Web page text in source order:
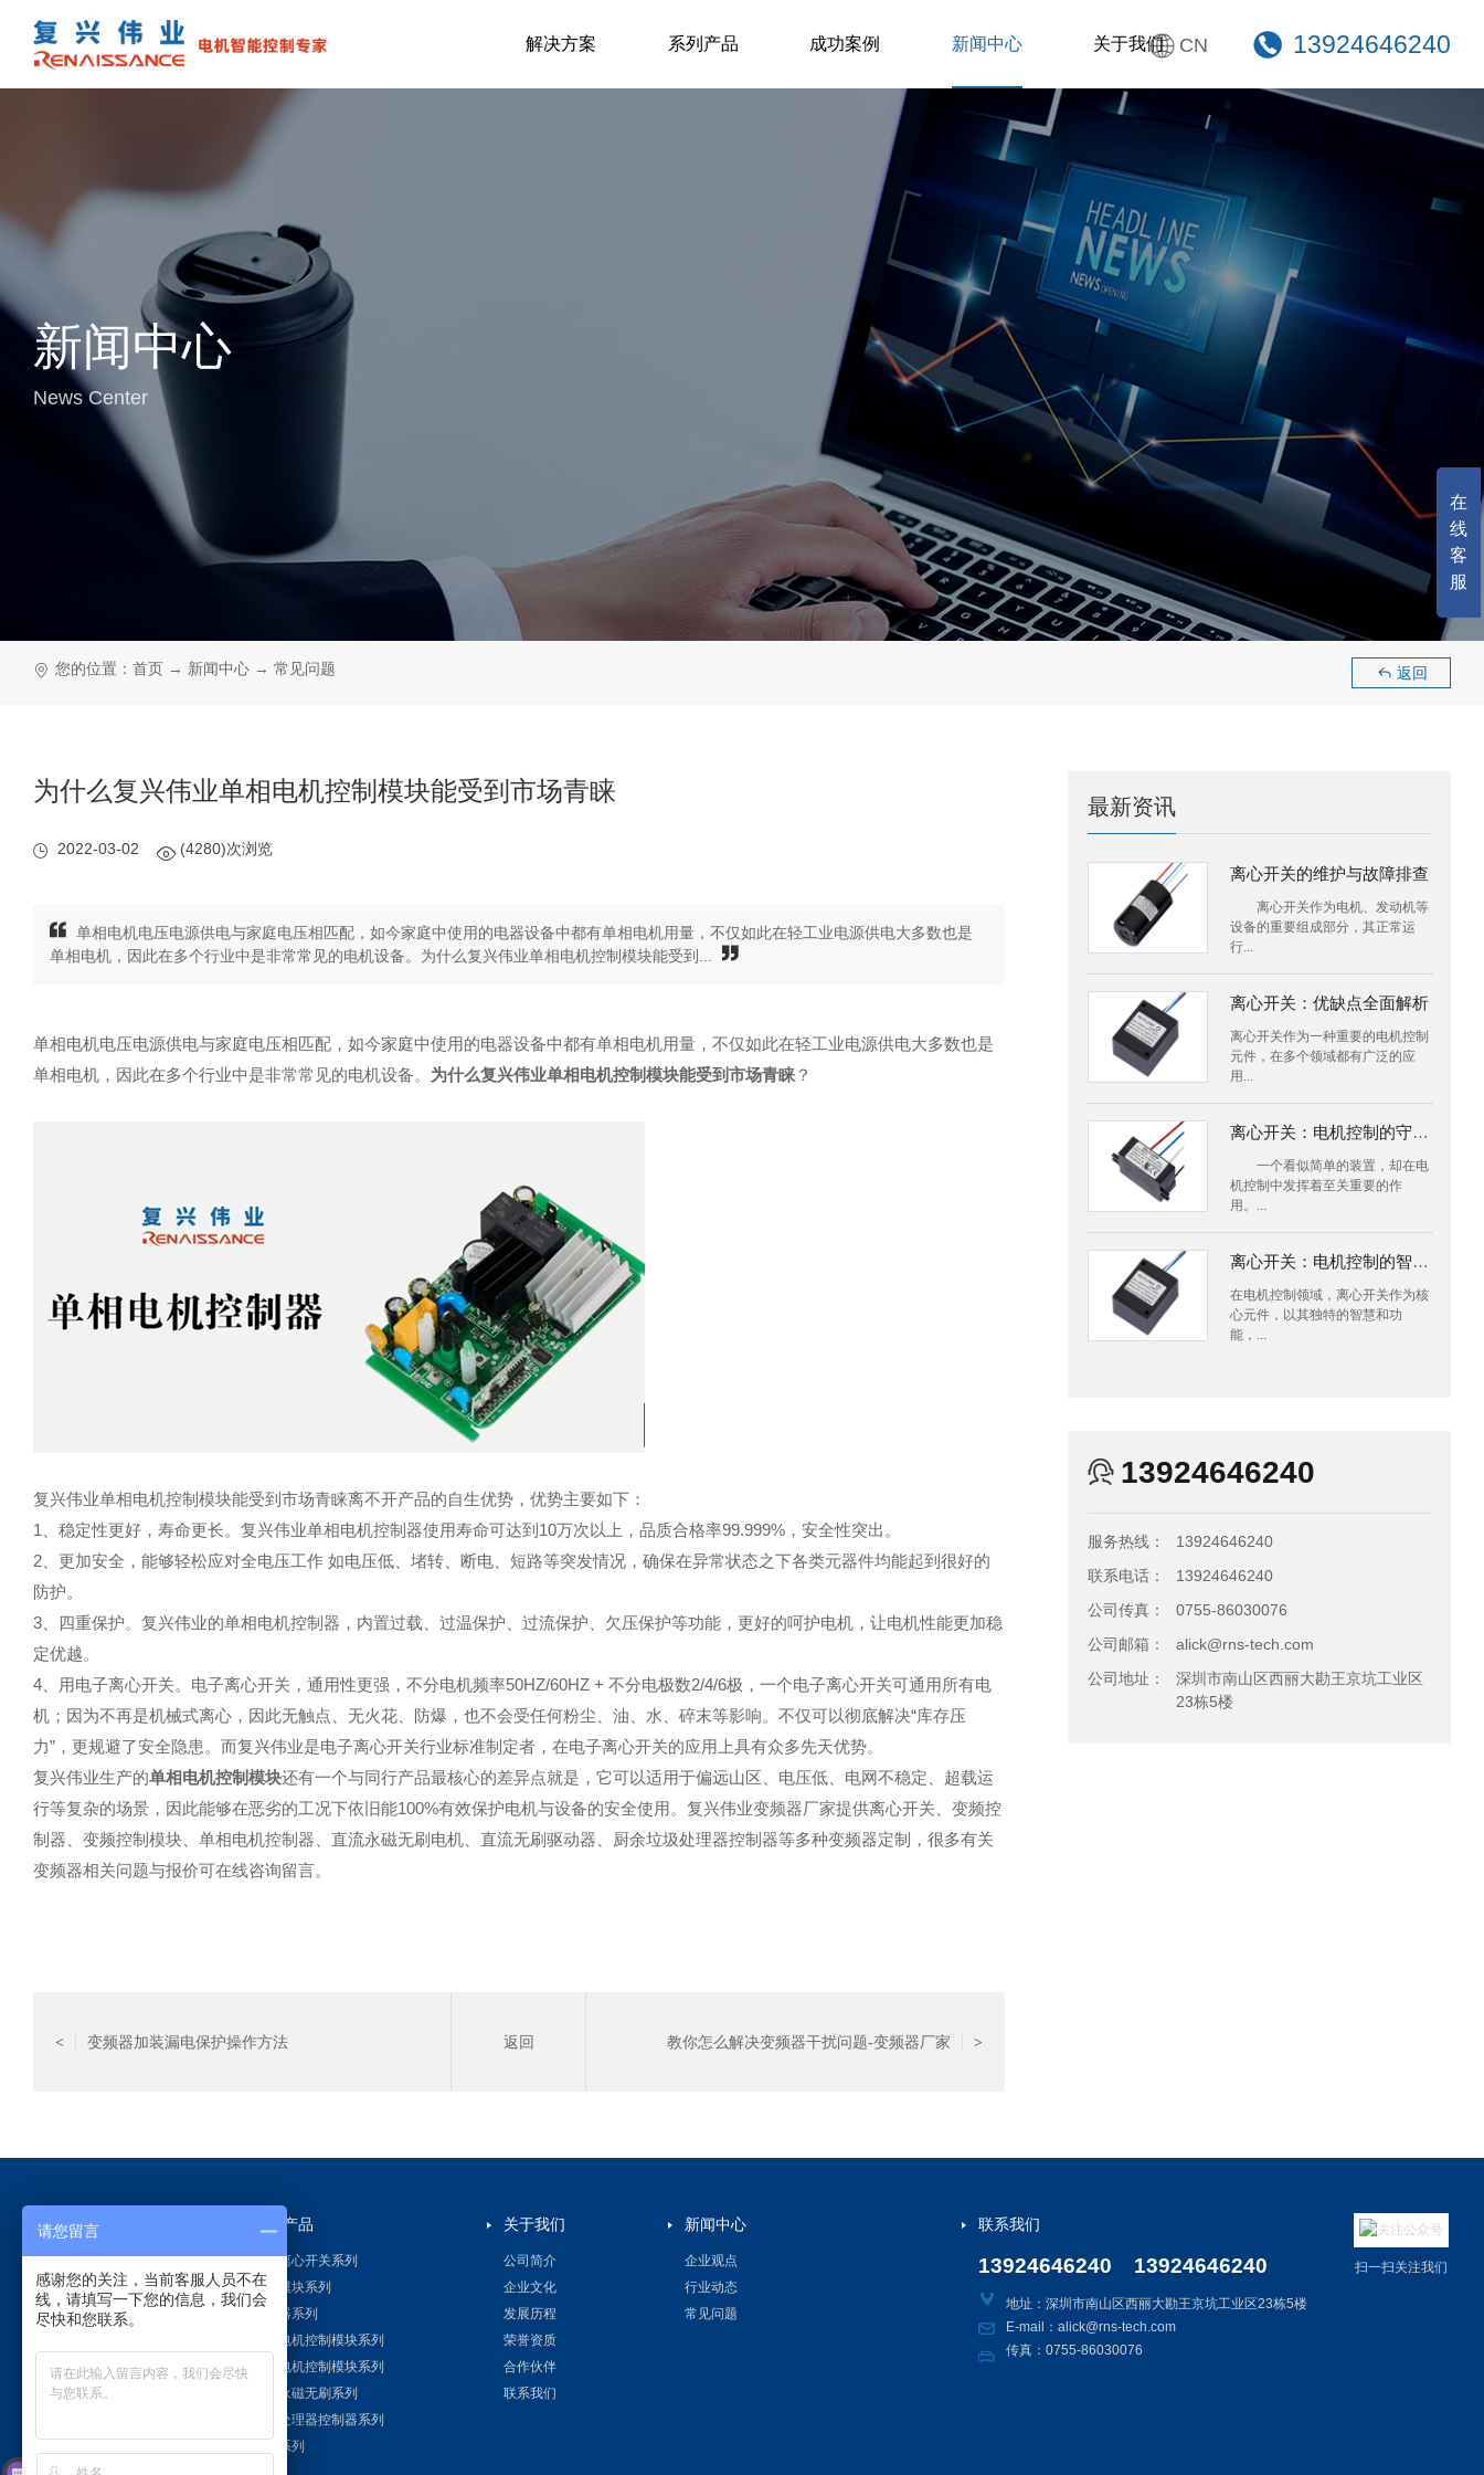
解决方案 系列产品 成功案例 新闻中心 关于我们 13924646240
CN
新闻中心
News Center
 返回
您的位置： 首页 → 新闻中心 → 常见问题
为什么复兴伟业单相电机控制模块能受到市场青睐
2022-03-02 (4280)次浏览
单相电机电压电源供电与家庭电压相匹配，如今家庭中使用的电器设备中都有单相电机用量，不仅如此在轻工业电源供电大多数也是
单相电机，因此在多个行业中是非常常见的电机设备。为什么复兴伟业单相电机控制模块能受到...
单相电机电压电源供电与家庭电压相匹配，如今家庭中使用的电器设备中都有单相电机用量，不仅如此在轻工业电源供电大多数也是
单相电机，因此在多个行业中是非常常见的电机设备。 为什么复兴伟业单相电机控制模块能受到市场青睐 ？
复兴伟业单相电机控制模块能受到市场青睐离不开产品的自生优势，优势主要如下：
1、稳定性更好，寿命更长。复兴伟业单相电机控制器使用寿命可达到10万次以上，品质合格率99.999%，安全性突出。
2、更加安全，能够轻松应对全电压工作 如电压低、堵转、断电、短路等突发情况，确保在异常状态之下各类元器件均能起到很好的
防护。
3、四重保护。复兴伟业的单相电机控制器，内置过载、过温保护、过流保护、欠压保护等功能，更好的呵护电机，让电机性能更加稳
定优越。
4、用电子离心开关。电子离心开关，通用性更强，不分电机频率50HZ/60HZ + 不分电极数2/4/6极，一个电子离心开关可通用所有电
机；因为不再是机械式离心，因此无触点、无火花、防爆，也不会受任何粉尘、油、水、碎末等影响。不仅可以彻底解决“库存压
力”，更规避了安全隐患。而复兴伟业是电子离心开关行业标准制定者，在电子离心开关的应用上具有众多先天优势。
复兴伟业生产的单相电机控制模块还有一个与同行产品最核心的差异点就是，它可以适用于偏远山区、电压低、电网不稳定、超载运
行等复杂的场景，因此能够在恶劣的工况下依旧能100%有效保护电机与设备的安全使用。复兴伟业变频器厂家提供离心开关、变频控
制器、变频控制模块、单相电机控制器、直流永磁无刷电机、直流无刷驱动器、厨余垃圾处理器控制器等多种变频器定制，很多有关
变频器相关问题与报价可在线咨询留言。
< 变频器加装漏电保护操作方法 教你怎么解决变频器干扰问题-变频器厂家 >
返回
最新资讯
离心开关的维护与故障排查
离心开关作为电机、发动机等
设备的重要组成部分，其正常运
行...
离心开关：优缺点全面解析
离心开关作为一种重要的电机控制
元件，在多个领域都有广泛的应
用...
离心开关：电机控制的守护者
一个看似简单的装置，却在电
机控制中发挥着至关重要的作
用。...
离心开关：电机控制的智慧之源
在电机控制领域，离心开关作为核
心元件，以其独特的智慧和功
能，...
13924646240
服务热线：
13924646240
联系电话：
13924646240
公司传真：
0755-86030076
公司邮箱：
alick@rns-tech.com
公司地址：
深圳市南山区西丽大勘王京坑工业区
23栋5楼
解决方案
水泵
食品机械
电机
吊篮/起重设备
防爆电机
系列产品
电子离心开关系列
变频模块系列
变频器系列
单相电机控制模块系列
三相电机控制模块系列
直流永磁无刷系列
垃圾处理器控制器系列
定制系列
关于我们
公司简介
企业文化
发展历程
荣誉资质
合作伙伴
联系我们
新闻中心
企业观点
行业动态
常见问题
联系我们
13924646240 13924646240
地址：深圳市南山区西丽大勘王京坑工业区23栋5楼
E-mail：alick@rns-tech.com
传真：0755-86030076
扫一扫关注我们
在
线
客
服
请您留言
感谢您的关注，当前客服人员不在
线，请填写一下您的信息，我们会
尽快和您联系。